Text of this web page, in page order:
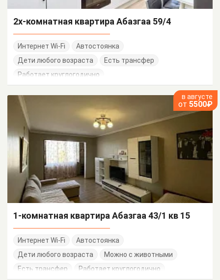
2х-комнатная квартира Абазгаа 59/4
Интернет Wi-Fi
Автостоянка
Дети любого возраста
Есть трансфер
Работает круглогодично
в августе
от 5500₽
1-комнатная квартира Абазгаа 43/1 кв 15
Интернет Wi-Fi
Автостоянка
Дети любого возраста
Можно с животными
Есть трансфер
Работает круглогодично